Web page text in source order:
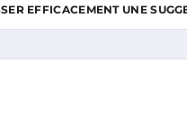
EFFICACEMENT UNE